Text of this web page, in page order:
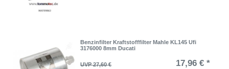
Benzinfilter Kraftstofffilter Mahle KL145 Ufi
3176000 8mm Ducati
UVP 27,60 € 17,96 € *